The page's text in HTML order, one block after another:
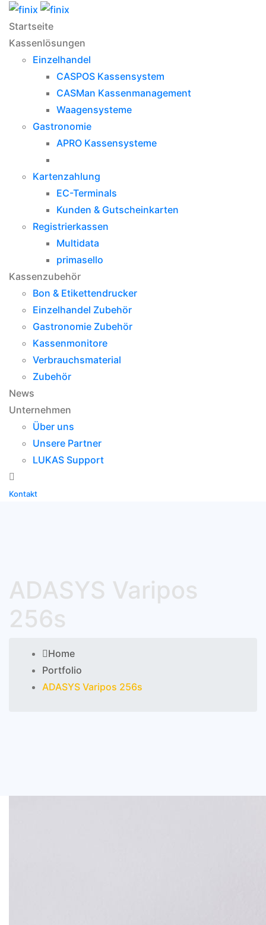
Startseite
Kassenlösungen
Einzelhandel
CASPOS Kassensystem
CASMan Kassenmanagement
Waagensysteme
Gastronomie
APRO Kassensysteme
Kartenzahlung
EC-Terminals
Kunden & Gutscheinkarten
Registrierkassen
Multidata
primasello
Kassenzubehör
Bon & Etikettendrucker
Einzelhandel Zubehör
Gastronomie Zubehör
Kassenmonitore
Verbrauchsmaterial
Zubehör
News
Unternehmen
Über uns
Unsere Partner
LUKAS Support
Kontakt
ADASYS Varipos
256s
Home
Portfolio
ADASYS Varipos 256s